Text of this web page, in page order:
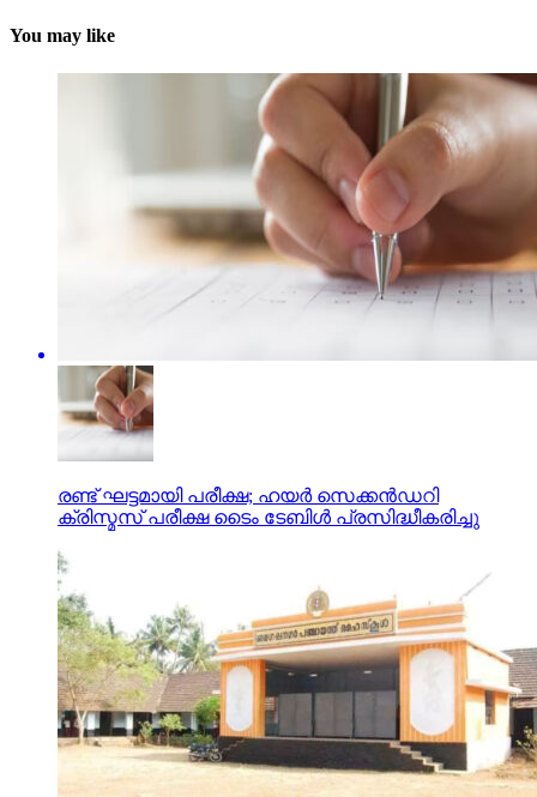
You may like
രണ്ട് ഘട്ടമായി പരീക്ഷ; ഹയര്‍ സെക്കന്‍ഡറി
ക്രിസ്മസ് പരീക്ഷ ടൈം ടേബിള്‍ പ്രസിദ്ധീകരിച്ചു